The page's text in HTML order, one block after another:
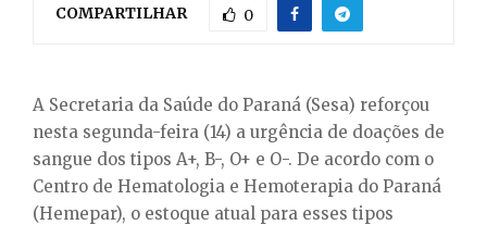
E
N
COMPARTILHAR 0
A Secretaria da Saúde do Paraná (Sesa) reforçou
nesta segunda-feira (14) a urgência de doações de
sangue dos tipos A+, B-, O+ e O-. De acordo com o
Centro de Hematologia e Hemoterapia do Paraná
(Hemepar), o estoque atual para esses tipos